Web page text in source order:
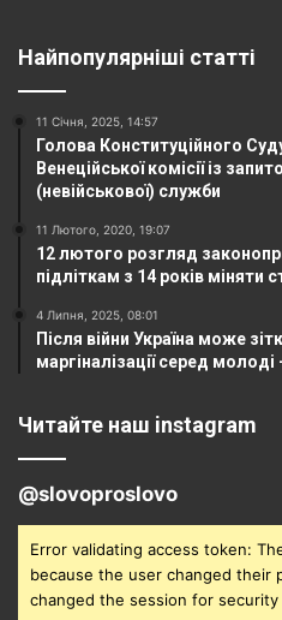
Найпопулярніші статті
11 Січня, 2025, 14:57
Голова Конституційного
Венеційської комісії із
(невійськової) служби
11 Лютого, 2020, 19:07
12 лютого розгляд
підліткам з 14 років міняти
4 Липня, 2025, 08:01
Після війни Україна може
маргіналізації серед молоді
Читайте наш instagram
@slovoproslovo
Error validating access token:
because the user changed their
changed the session for security